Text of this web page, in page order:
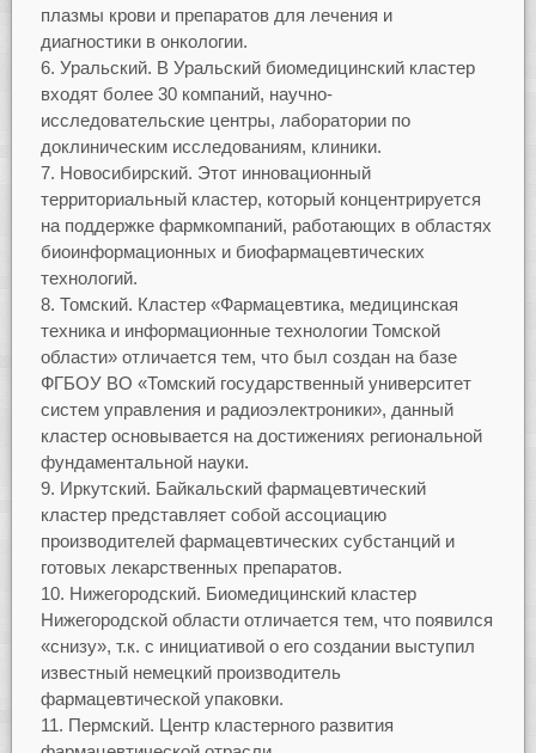
плазмы крови и препаратов для лечения и
диагностики в онкологии.
Уральский. В Уральский биомедицинский кластер
входят более 30 компаний, научно-
исследовательские центры, лаборатории по
доклиническим исследованиям, клиники.
Новосибирский. Этот инновационный
территориальный кластер, который концентрируется
на поддержке фармкомпаний, работающих в областях
биоинформационных и биофармацевтических
технологий.
Томский. Кластер «Фармацевтика, медицинская
техника и информационные технологии Томской
области» отличается тем, что был создан на базе
ФГБОУ ВО «Томский государственный университет
систем управления и радиоэлектроники», данный
кластер основывается на достижениях региональной
фундаментальной науки.
Иркутский. Байкальский фармацевтический
кластер представляет собой ассоциацию
производителей фармацевтических субстанций и
готовых лекарственных препаратов.
Нижегородский. Биомедицинский кластер
Нижегородской области отличается тем, что появился
«снизу», т.к. с инициативой о его создании выступил
известный немецкий производитель
фармацевтической упаковки.
Пермский. Центр кластерного развития